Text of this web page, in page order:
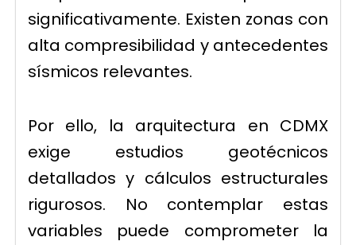
significativamente. Existen zonas con
alta compresibilidad y antecedentes
sísmicos relevantes.
Por ello, la arquitectura en CDMX
exige estudios geotécnicos
detallados y cálculos estructurales
rigurosos. No contemplar estas
variables puede comprometer la